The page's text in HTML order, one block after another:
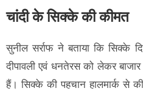
चांदी के सिक्के की कीमत
सुनील सर्राफ ने बताया कि सिक्के
दीपावली एवं धनतेरस को लेकर
हैं। सिक्के की पहचान हालमार्क से